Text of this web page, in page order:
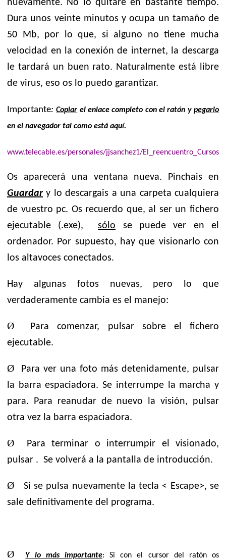
nuevamente. No lo quitaré en bastante tiempo.
Dura unos veinte minutos y ocupa un tamaño de
50 Mb, por lo que, si alguno no tiene mucha
velocidad en la conexión de internet, la descarga
le tardará un buen rato. Naturalmente está libre
de virus, eso os lo puedo garantizar.
Importante: Copiar el enlace completo con el ratón ypegarlo
en el navegador tal como está aquí.
www.telecable.es/personales/jjsanchez1/
Os aparecerá una ventana nueva. Pinchais en
Guardary lo descargais a una carpeta cualquiera
de vuestro pc. Os recuerdo que, al ser un fichero
ejecutable (.exe),
sólo se puede ver en el
ordenador. Por supuesto, hay que visionarlo con
los altavoces conectados.
Hay algunas fotos nuevas, pero lo que
verdaderamente cambia es el manejo:
Ø
Para comenzar, pulsar sobre el fichero
ejecutable.
Ø
Para ver una foto más detenidamente, pulsar
la barra espaciadora. Se interrumpe la marcha y
para. Para reanudar de nuevo la visión, pulsar
otra vez la barra espaciadora.
Ø
Para terminar o interrumpir el visionado,
pulsar . Se volverá a la pantalla de introducción.
Ø
Si se pulsa nuevamente la tecla < Escape>, se
sale definitivamente del programa.
Ø Y lo más importante: Si con el cursor del ratón os